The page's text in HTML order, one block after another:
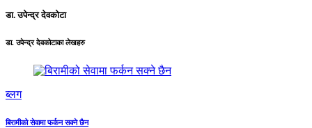
डा. उपेन्द्र देवकोटा
डा. उपेन्द्र देवकोटाका लेखहरु
ब्लग
बिरामीको सेवामा फर्कन सक्ने छैन